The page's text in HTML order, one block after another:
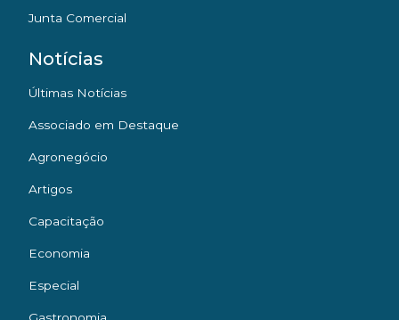
Junta Comercial
Notícias
Últimas Notícias
Associado em Destaque
Agronegócio
Artigos
Capacitação
Economia
Especial
Gastronomia